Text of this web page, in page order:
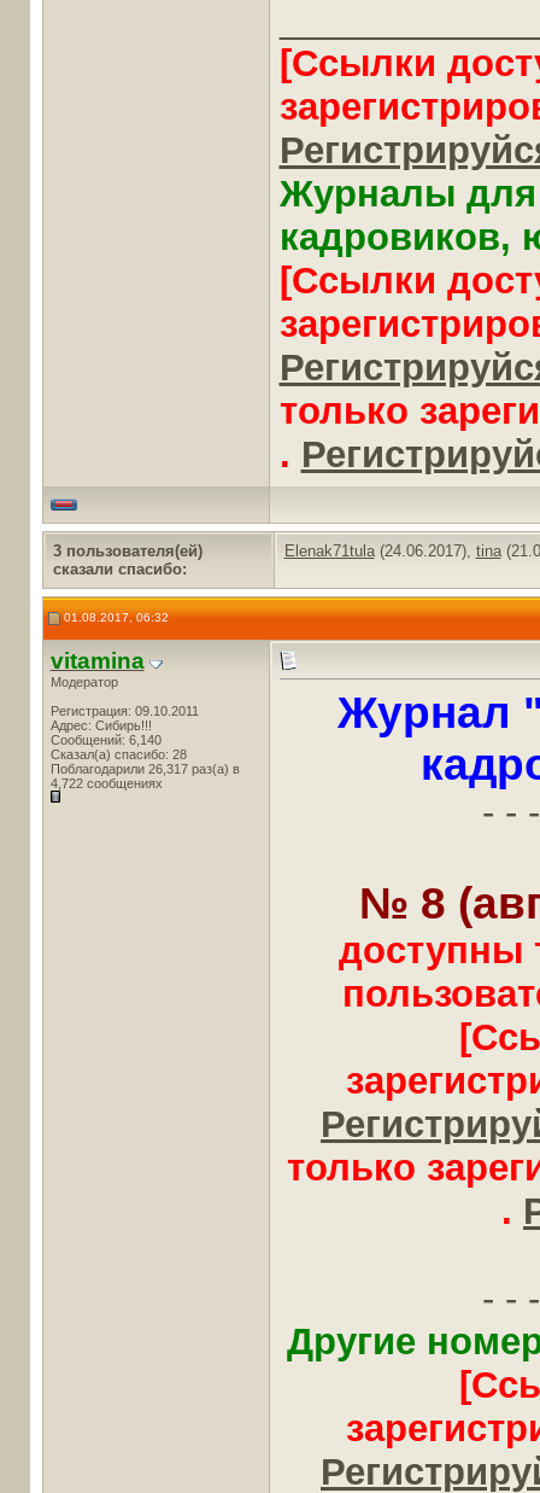
[Ссылки
Журналы для
кадровиков,
[Ссылки
только
.
3 пользователя(ей)
сказали cпасибо:
Elenak71tula(24.06.2017), tina
01.08.2017, 06:32
vitamina
Модератор
Регистрация: 09.10.2011
Адрес: Сибирь!!!
Сообщений: 6,140
Сказал(а) спасибо: 28
Поблагодарили 26,317 раз(а) в
4,722 сообщениях
Журнал
- -
№ 8
доступны
только
.
- -
Другие